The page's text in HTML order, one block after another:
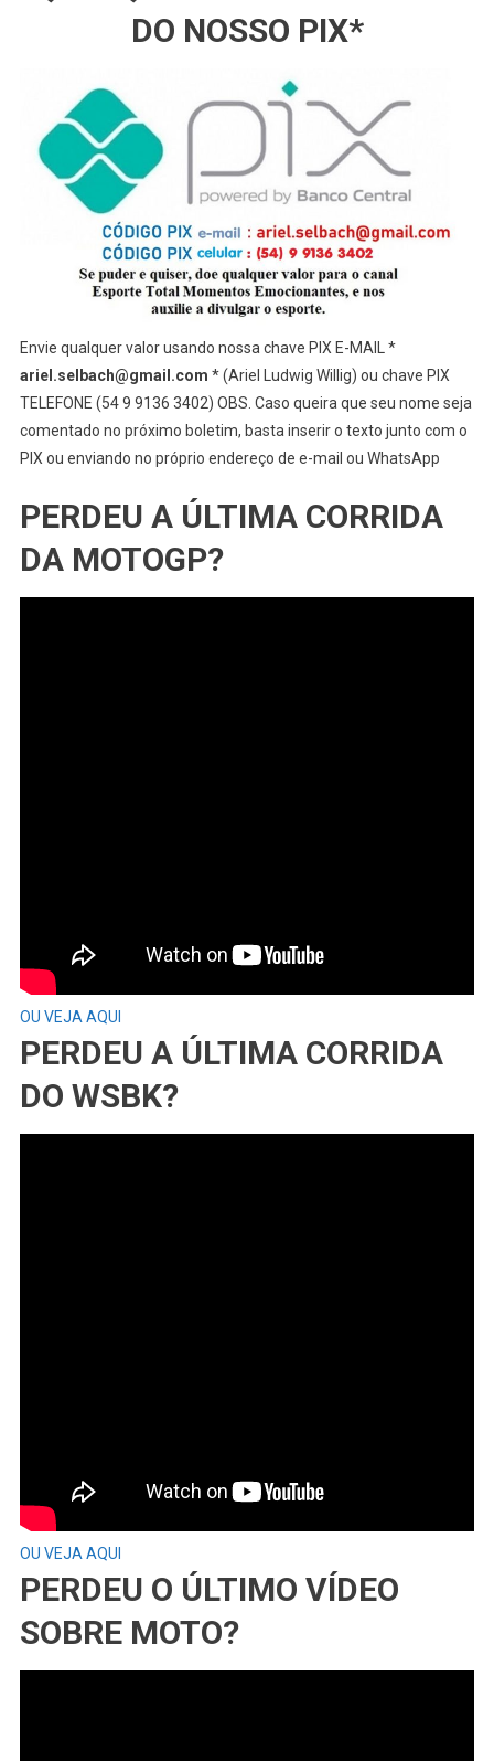
DO NOSSO PIX*
Envie qualquer valor usando nossa chave PIX E-MAIL *
ariel.selbach@gmail.com * (Ariel Ludwig Willig) ou chave PIX
TELEFONE (54 9 9136 3402) OBS. Caso queira que seu nome seja
comentado no próximo boletim, basta inserir o texto junto com o
PIX ou enviando no próprio endereço de e-mail ou WhatsApp
PERDEU A ÚLTIMA CORRIDA
DA MOTOGP?
OU VEJA AQUI
PERDEU A ÚLTIMA CORRIDA
DO WSBK?
OU VEJA AQUI
PERDEU O ÚLTIMO VÍDEO
SOBRE MOTO?